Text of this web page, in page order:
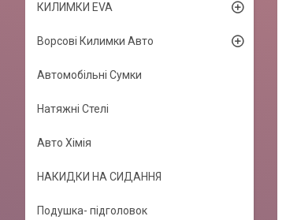
КИЛИМКИ EVA
Ворсові Килимки Авто
Автомобільні Сумки
Натяжні Стелі
Авто Хімія
НАКИДКИ НА СИДАННЯ
Подушка- підголовок